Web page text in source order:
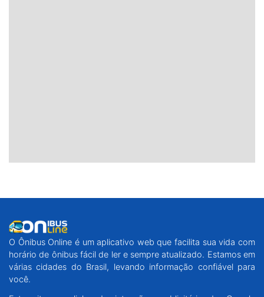
O Ônibus Online é um aplicativo web que facilita sua vida com
horário de ônibus fácil de ler e sempre atualizado. Estamos em
várias cidades do Brasil, levando informação confiável para
você.